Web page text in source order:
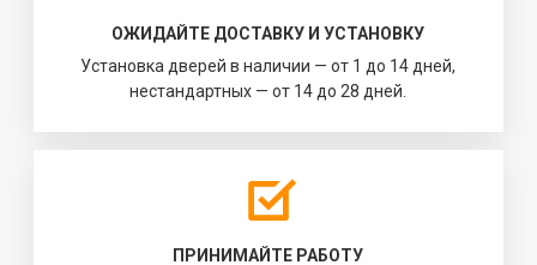
ОЖИДАЙТЕ ДОСТАВКУ И УСТАНОВКУ
Установка дверей в наличии — от 1 до 14 дней,
нестандартных — от 14 до 28 дней.
ПРИНИМАЙТЕ РАБОТУ